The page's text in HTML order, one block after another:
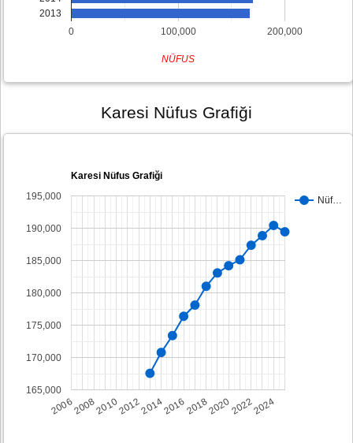
0 100,000 200,000
2013
NÜFUS
Karesi Nüfus Grafiği
Karesi Nüfus Grafiği
Nüf…
2006200820102012201420162018202020222024
165,000
170,000
175,000
180,000
185,000
190,000
195,000